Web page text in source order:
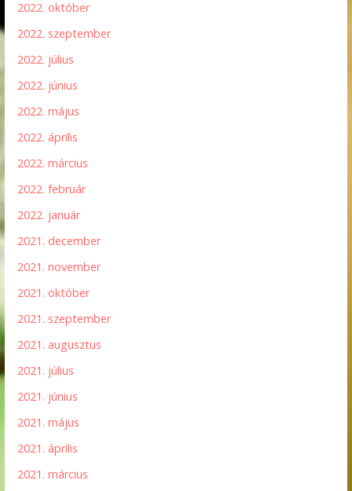
2022. október
2022. szeptember
2022. július
2022. június
2022. május
2022. április
2022. március
2022. február
2022. január
2021. december
2021. november
2021. október
2021. szeptember
2021. augusztus
2021. július
2021. június
2021. május
2021. április
2021. március